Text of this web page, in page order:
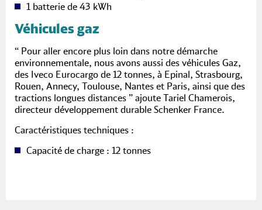
1 batterie de 43 kWh
Véhicules gaz
“ Pour aller encore plus loin dans notre démarche
environnementale, nous avons aussi des véhicules Gaz,
des Iveco Eurocargo de 12 tonnes, à Epinal, Strasbourg,
Rouen, Annecy, Toulouse, Nantes et Paris, ainsi que des
tractions longues distances ” ajoute Tariel Chamerois,
directeur développement durable Schenker France.
Caractéristiques techniques :
Capacité de charge : 12 tonnes